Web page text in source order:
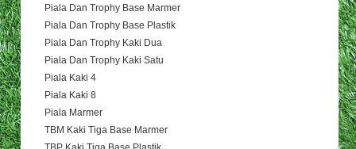
Piala Dan Trophy Base Marmer
Piala Dan Trophy Base Plastik
Piala Dan Trophy Kaki Dua
Piala Dan Trophy Kaki Satu
Piala Kaki 4
Piala Kaki 8
Piala Marmer
TBM Kaki Tiga Base Marmer